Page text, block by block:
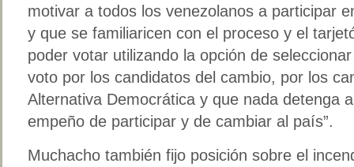
motivar a todos los venezolanos a participar
y que se familiaricen con el proceso y el
poder votar utilizando la opción de
voto por los candidatos del cambio, por los
Alternativa Democrática y que nada detenga
empeño de participar y de cambiar al país”.
Muchacho también fijo posición sobre el